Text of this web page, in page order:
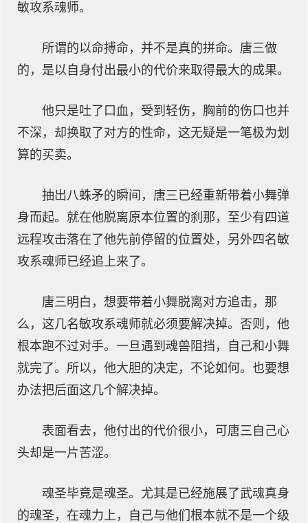
敏攻系魂师。
所谓的以命搏命，并不是真的拼命。唐三做
的，是以自身付出最小的代价来取得最大的成果。
他只是吐了口血，受到轻伤，胸前的伤口也并
不深，却换取了对方的性命，这无疑是一笔极为划
算的买卖。
抽出八蛛矛的瞬间，唐三已经重新带着小舞弹
身而起。就在他脱离原本位置的刹那，至少有四道
远程攻击落在了他先前停留的位置处，另外四名敏
攻系魂师已经追上来了。
唐三明白，想要带着小舞脱离对方追击，那
么，这几名敏攻系魂师就必须要解决掉。否则，他
根本跑不过对手。一旦遇到魂兽阻挡，自己和小舞
就完了。所以，他大胆的决定，不论如何。也要想
办法把后面这几个解决掉。
表面看去，他付出的代价很小，可唐三自己心
头却是一片苦涩。
魂圣毕竟是魂圣。尤其是已经施展了武魂真身
的魂圣，在魂力上，自己与他们根本就不是一个级